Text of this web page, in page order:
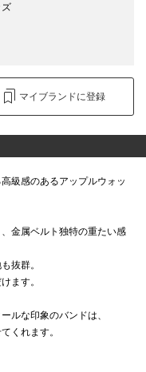
ズ
マイブランドに登録
級感のあるアップルウォッ
金属ベルト独特の重たい感
抜群。
ます。
ルな印象のバンドは、
くれます。